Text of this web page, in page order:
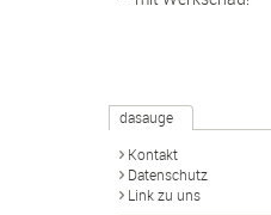
dasauge
Kontakt
Datenschutz
Link zu uns